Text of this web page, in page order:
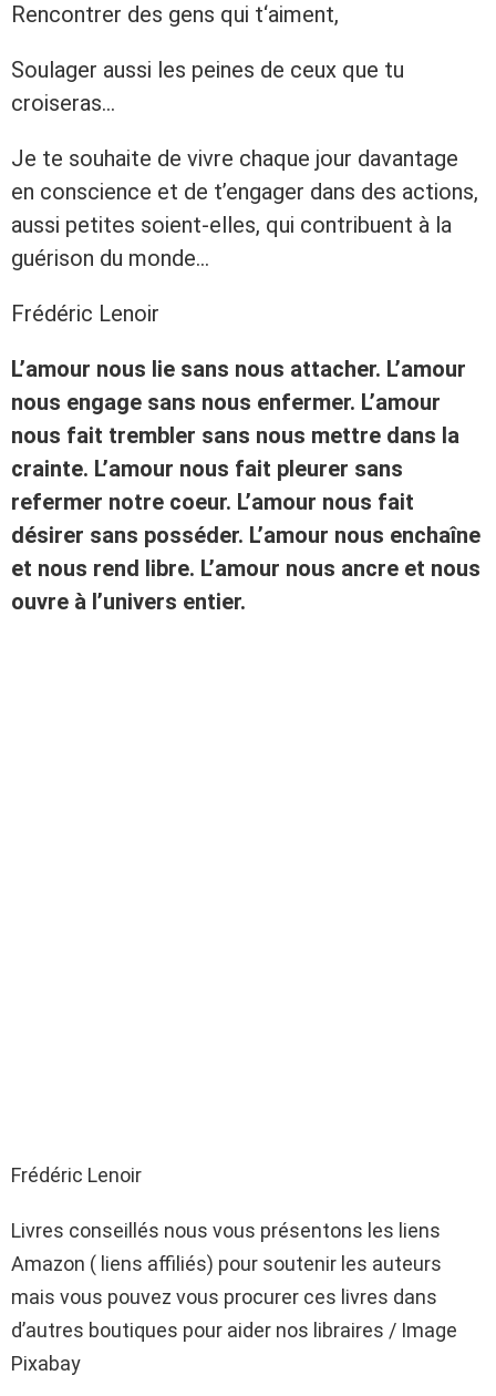
Rencontrer des gens qui t‘aiment,
Soulager aussi les peines de ceux que tu
croiseras…
Je te souhaite de vivre chaque jour davantage
en conscience et de t’engager dans des actions,
aussi petites soient-elles, qui contribuent à la
guérison du monde…
Frédéric Lenoir
L’amour nous lie sans nous attacher. L’amour
nous engage sans nous enfermer. L’amour
nous fait trembler sans nous mettre dans la
crainte. L’amour nous fait pleurer sans
refermer notre coeur. L’amour nous fait
désirer sans posséder. L’amour nous enchaîne
et nous rend libre. L’amour nous ancre et nous
ouvre à l’univers entier.
Frédéric Lenoir
Livres conseillés nous vous présentons les liens
Amazon ( liens affiliés) pour soutenir les auteurs
mais vous pouvez vous procurer ces livres dans
d’autres boutiques pour aider nos libraires / Image
Pixabay